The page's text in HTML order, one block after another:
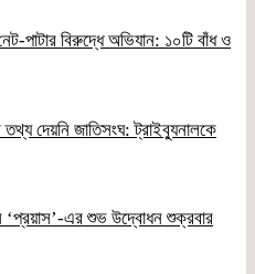
পাটার বিরুদ্ধে অভিযান: ১০টি বাঁধ ও
তথ্য দেয়নি জাতিসংঘ: ট্রাইব্যুনালকে
‘প্রয়াস’-এর শুভ উদ্বোধন শুক্রবার